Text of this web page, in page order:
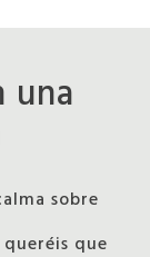
una
sobre
que